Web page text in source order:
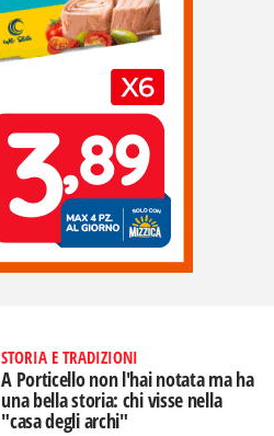
STORIA E TRADIZIONI
A Porticello non l'hai notata ma ha
una bella storia: chi visse nella
"casa degli archi"